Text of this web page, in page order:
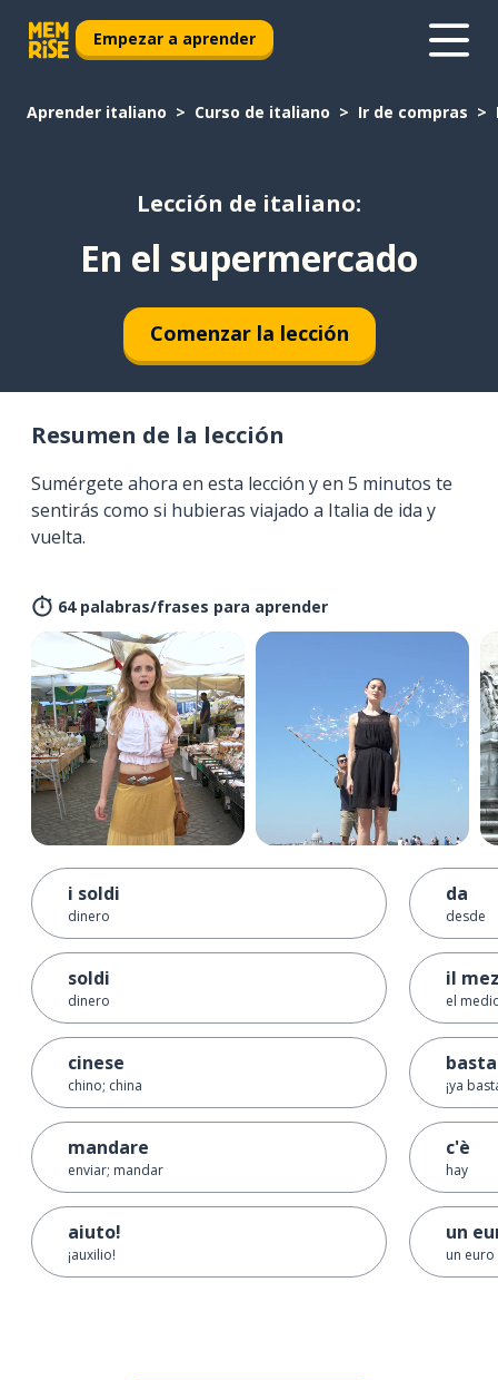
Empezar a aprender
Aprender italiano Curso de italiano Ir de compras
Lección de italiano:
En el supermercado
Comenzar la lección
Resumen de la lección
Sumérgete ahora en esta lección y en 5 minutos te
sentirás como si hubieras viajado a Italia de ida y
vuelta.
64 palabras/frases para aprender
i soldi
dinero
soldi
dinero
cinese
chino; china
mandare
enviar; mandar
aiuto!
¡auxilio!
da
desde
il
el
¡ya
c'è
hay
un
un euro